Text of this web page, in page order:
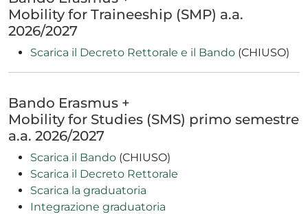
Mobility for Traineeship (SMP) a.a.
2026/2027
Scarica il Decreto Rettorale e il Bando (CHIUSO)
Bando Erasmus +
Mobility for Studies (SMS) primo semestre
a.a. 2026/2027
Scarica il Bando (CHIUSO)
Scarica il Decreto Rettorale
Scarica la graduatoria
Integrazione graduatoria